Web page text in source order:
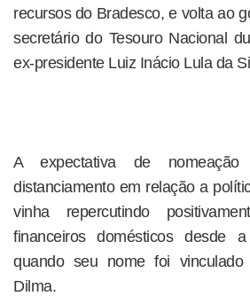
recursos do Bradesco, e volta ao
secretário do Tesouro Nacional
ex-presidente Luiz Inácio Lula da
A expectativa de
distanciamento em relação a
vinha repercutindo
financeiros domésticos desde
quando seu nome foi
Dilma.